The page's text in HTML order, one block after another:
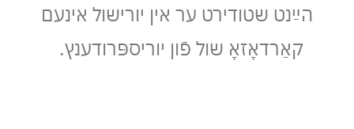
הײַנט שטודירט ער אין יורישול אינעם
קאַרדאָזאָ שול פֿון יוריספּרודענץ​.